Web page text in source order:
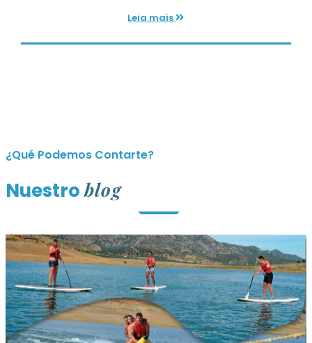
Leia mais
¿Qué Podemos Contarte?
Nuestroblog